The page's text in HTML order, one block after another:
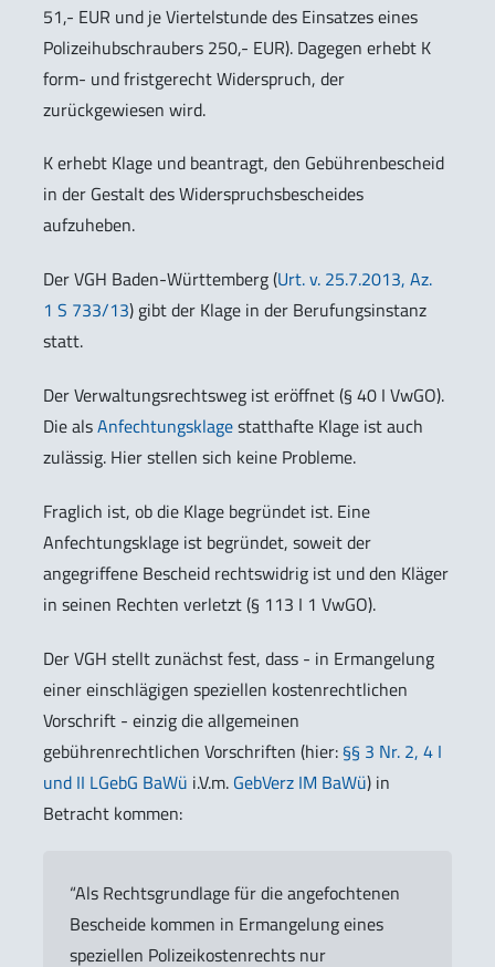
51,- EUR und je Viertelstunde des Einsatzes eines
Polizeihubschraubers 250,- EUR). Dagegen erhebt K
form- und fristgerecht Widerspruch, der
zurückgewiesen wird.
K erhebt Klage und beantragt, den Gebührenbescheid
in der Gestalt des Widerspruchsbescheides
aufzuheben.
Der VGH Baden-Württemberg (Urt. v. 25.7.2013, Az.
1 S 733/13) gibt der Klage in der Berufungsinstanz
statt.
Der Verwaltungsrechtsweg ist eröffnet (§ 40 I VwGO).
Die alsAnfechtungsklagestatthafte Klage ist auch
zulässig. Hier stellen sich keine Probleme.
Fraglich ist, ob die Klage begründet ist. Eine
Anfechtungsklage ist begründet, soweit der
angegriffene Bescheid rechtswidrig ist und den Kläger
in seinen Rechten verletzt (§ 113 I 1 VwGO).
Der VGH stellt zunächst fest, dass - in Ermangelung
einer einschlägigen speziellen kostenrechtlichen
Vorschrift - einzig die allgemeinen
gebührenrechtlichen Vorschriften (hier: §§ 3 Nr. 2, 4 I
und II LGebG BaWü i.V.m. GebVerz IM BaWü) in
Betracht kommen:
“Als Rechtsgrundlage für die angefochtenen
Bescheide kommen in Ermangelung eines
speziellen Polizeikostenrechts nur